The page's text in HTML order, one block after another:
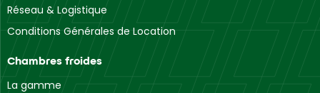
Réseau & Logistique
Conditions Générales de Location
Chambres froides
La gamme